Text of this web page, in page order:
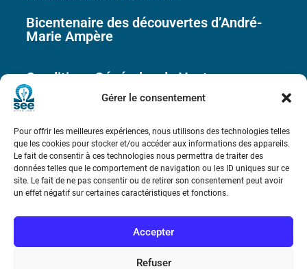
Gérer le consentement
Pour offrir les meilleures expériences, nous utilisons des technologies telles
que les cookies pour stocker et/ou accéder aux informations des appareils.
Le fait de consentir à ces technologies nous permettra de traiter des
données telles que le comportement de navigation ou les ID uniques sur ce
site. Le fait de ne pas consentir ou de retirer son consentement peut avoir
un effet négatif sur certaines caractéristiques et fonctions.
Accepter
Refuser
Bicentenaire des découvertes d’André-
Marie Ampère
Conditions Générales de Vente
Contact